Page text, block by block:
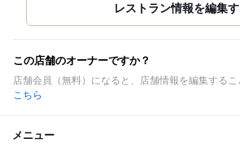
この店舗のオーナーですか？
店舗会員（無料）になると、店舗情報を編集するこ
こちら
メニュー